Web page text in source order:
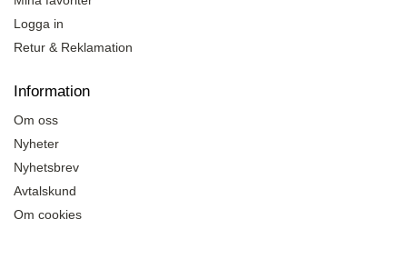
Logga in
Retur & Reklamation
Information
Om oss
Nyheter
Nyhetsbrev
Avtalskund
Om cookies